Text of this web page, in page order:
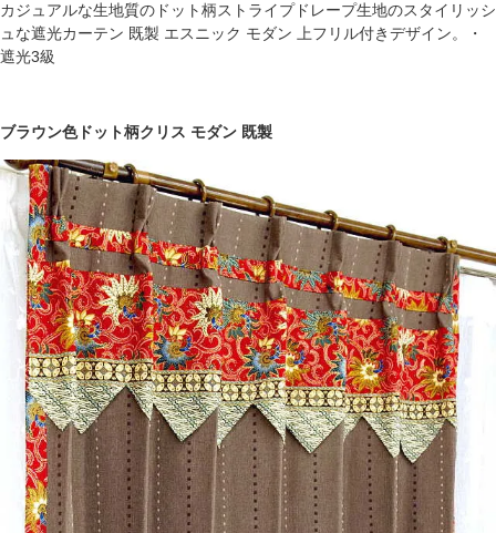
カジュアルな生地質のドット柄ストライプドレープ生地のスタイリッシ
ュな遮光カーテン 既製 エスニック モダン 上フリル付きデザイン。・
遮光3級
ブラウン色ドット柄クリス モダン 既製